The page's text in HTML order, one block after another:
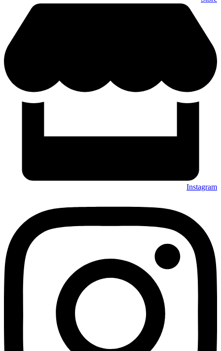
Instagram